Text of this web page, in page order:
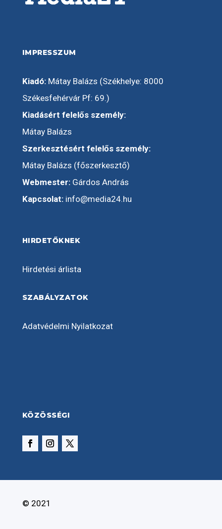
IMPRESSZUM
Kiadó:Mátay Balázs (Székhelye: 8000
Székesfehérvár Pf: 69.)
Kiadásért felelős személy:
Mátay Balázs
Szerkesztésért felelős személy:
Mátay Balázs (főszerkesztő)
Webmester:Gárdos András
Kapcsolat: info@media24.hu
HIRDETŐKNEK
Hirdetési árlista
SZABÁLYZATOK
Adatvédelmi Nyilatkozat
KÖZÖSSÉGI
© 2021